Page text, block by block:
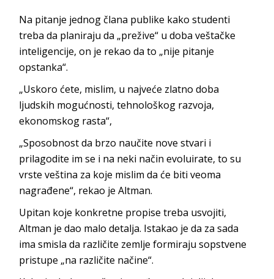
Na pitanje jednog člana publike kako studenti
treba da planiraju da „prežive“ u doba veštačke
inteligencije, on je rekao da to „nije pitanje
opstanka“.
„Uskoro ćete, mislim, u najveće zlatno doba
ljudskih mogućnosti, tehnološkog razvoja,
ekonomskog rasta“,
„Sposobnost da brzo naučite nove stvari i
prilagodite im se i na neki način evoluirate, to su
vrste veština za koje mislim da će biti veoma
nagrađene“, rekao je Altman.
Upitan koje konkretne propise treba usvojiti,
Altman je dao malo detalja. Istakao je da za sada
ima smisla da različite zemlje formiraju sopstvene
pristupe „na različite načine“.